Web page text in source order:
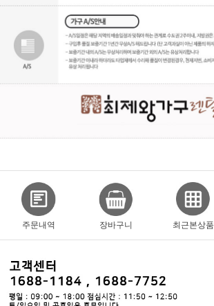
주문내역 장바구니 최근본상품